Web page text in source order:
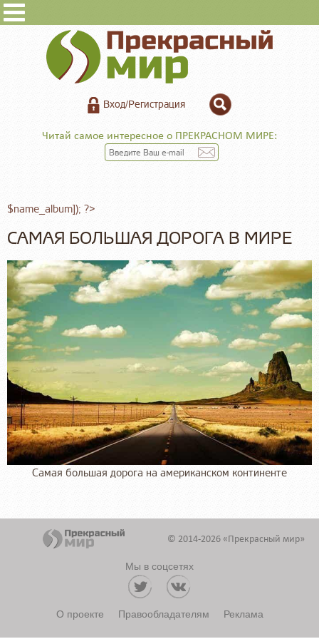
Вход/Регистрация
Читай самое интересное о ПРЕКРАСНОМ МИРЕ:
$name_album]); ?>
САМАЯ БОЛЬШАЯ ДОРОГА В МИРЕ
Самая большая дорога на американском континенте
© 2014-2026 «Прекрасный мир»
Мы в соцсетях
О проекте Правообладателям Реклама